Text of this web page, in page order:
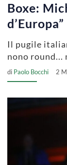
Boxe:
Il pugile
nono round...
di Paolo Bocchi 2